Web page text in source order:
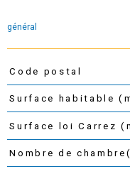
général
Code postal
Surface habitable
Surface loi Carrez
Nombre de